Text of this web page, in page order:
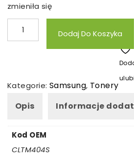
zmieniła się
ilość
Toner
C430M
Dodaj Do Koszyka
Kategorie: Samsung, Tonery
Opis
Informacje
Kod OEM
CLTM404S